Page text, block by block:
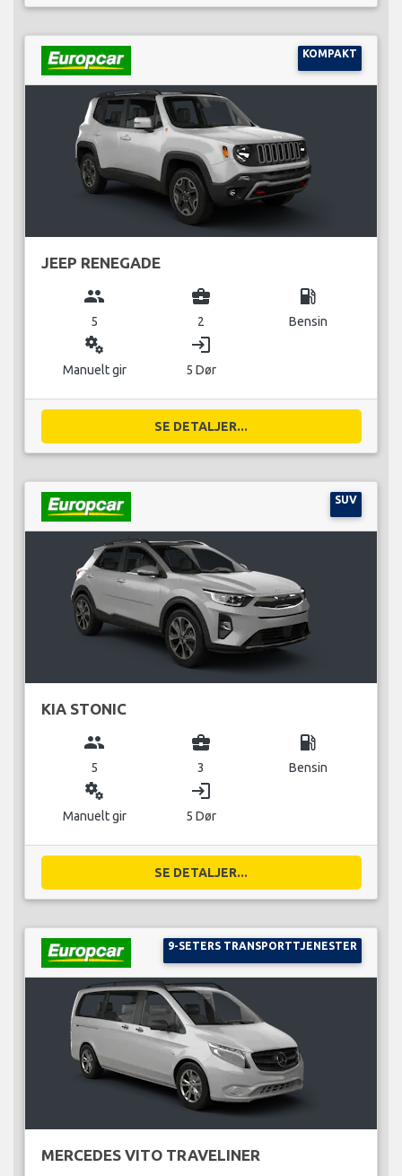
KOMPAKT
JEEP RENEGADE
group
5
business_center
2
local_gas_station
Bensin
miscellaneous_services
Manuelt gir
login
5 Dør
SE DETALJER...
SUV
KIA STONIC
group
5
business_center
3
local_gas_station
Bensin
miscellaneous_services
Manuelt gir
login
5 Dør
SE DETALJER...
9-SETERS TRANSPORTTJENESTER
MERCEDES VITO TRAVELINER